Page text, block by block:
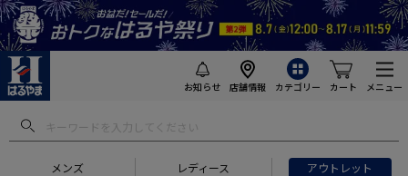
お知らせ 店舗情報 カテゴリー カート メニュー
メンズ レディース アウトレット